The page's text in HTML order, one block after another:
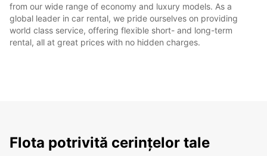
from our wide range of economy and luxury models. As a
global leader in car rental, we pride ourselves on providing
world class service, offering flexible short- and long-term
rental, all at great prices with no hidden charges.
Flota potrivită cerințelor tale